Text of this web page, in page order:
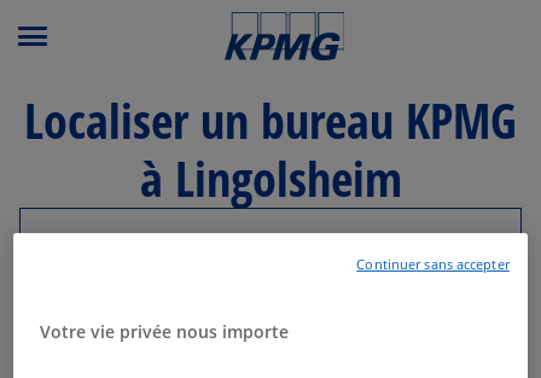
Menu principal
Localiser un bureau KPMG
à Lingolsheim
Liste
Votre vie privée nous importe
Continuer sans accepter